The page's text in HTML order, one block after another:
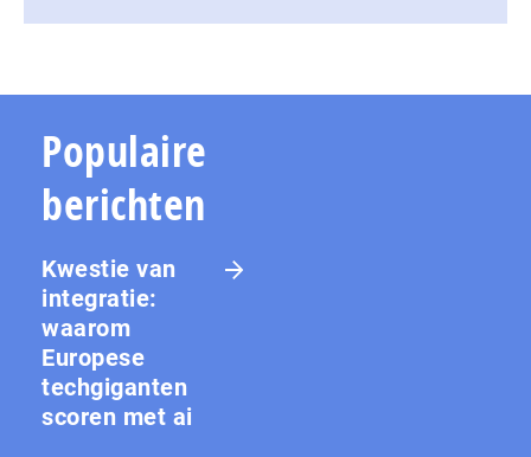
Populaire
berichten
Kwestie van
integratie:
waarom
Europese
techgiganten
scoren met ai